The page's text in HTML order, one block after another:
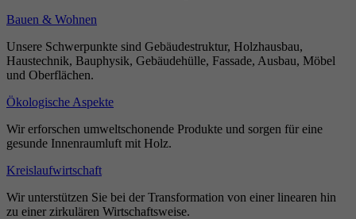
Bauen & Wohnen
Unsere Schwerpunkte sind Gebäudestruktur, Holzhausbau,
Haustechnik, Bauphysik, Gebäudehülle, Fassade, Ausbau, Möbel
und Oberflächen.
Ökologische Aspekte
Wir erforschen umweltschonende Produkte und sorgen für eine
gesunde Innenraumluft mit Holz.
Kreislaufwirtschaft
Wir unterstützen Sie bei der Transformation von einer linearen hin
zu einer zirkulären Wirtschaftsweise.